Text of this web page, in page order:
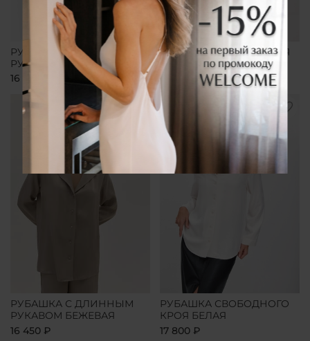
РУБАШКА С ДЛИННЫМ
РУКАВОМ ЧЕРНАЯ
16 450 ₽
РУБАШКА УДЛИНЕННАЯ
РОЗОВАЯ
16 450 ₽
РУБАШКА С ДЛИННЫМ
РУКАВОМ БЕЖЕВАЯ
16 450 ₽
РУБАШКА СВОБОДНОГО
КРОЯ БЕЛАЯ
17 800 ₽